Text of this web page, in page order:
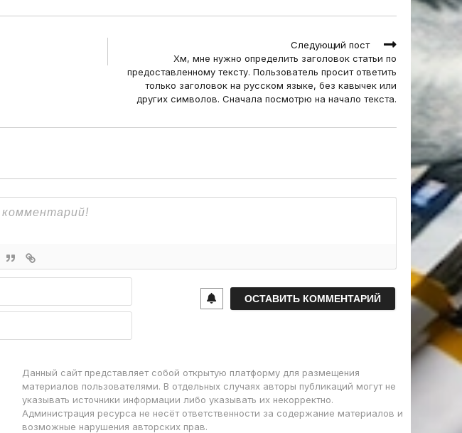
Следующий пост
Хм, мне нужно определить заголовок статьи по
предоставленному тексту. Пользователь просит ответить
только заголовок на русском языке, без кавычек или
других символов. Сначала посмотрю на начало текста.
я
l
*
Данный сайт представляет собой открытую платформу для размещения
материалов пользователями. В отдельных случаях авторы публикаций могут не
указывать источники информации либо указывать их некорректно.
Администрация ресурса не несёт ответственности за содержание материалов и
возможные нарушения авторских прав.